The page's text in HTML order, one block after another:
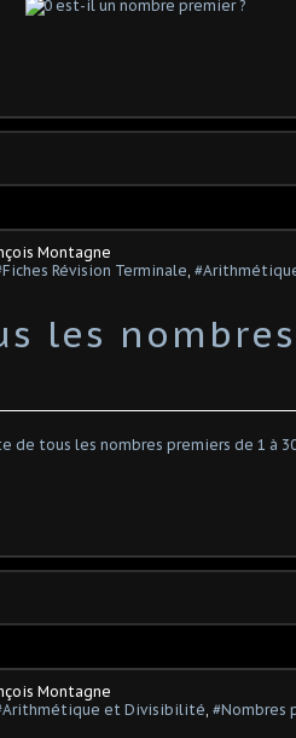
Montagne
Révision Terminale
les
Montagne
et Divisibilité #Nombres